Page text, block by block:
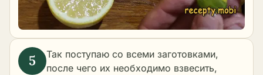
Так поступаю со всеми заготовками,
после чего их необходимо взвесить,